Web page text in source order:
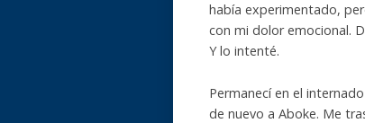
había experimentado,
con mi dolor emocional.
Y lo intenté.
Permanecí en el
de nuevo a Aboke. Me